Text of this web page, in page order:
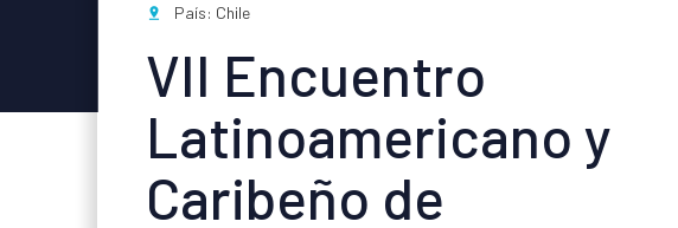
País: Chile
VII Encuentro
Latinoamericano y
Caribeño de